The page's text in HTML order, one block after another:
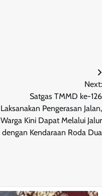
Next:
Satgas TMMD ke-126
Laksanakan Pengerasan Jalan,
Warga Kini Dapat Melalui Jalur
dengan Kendaraan Roda Dua